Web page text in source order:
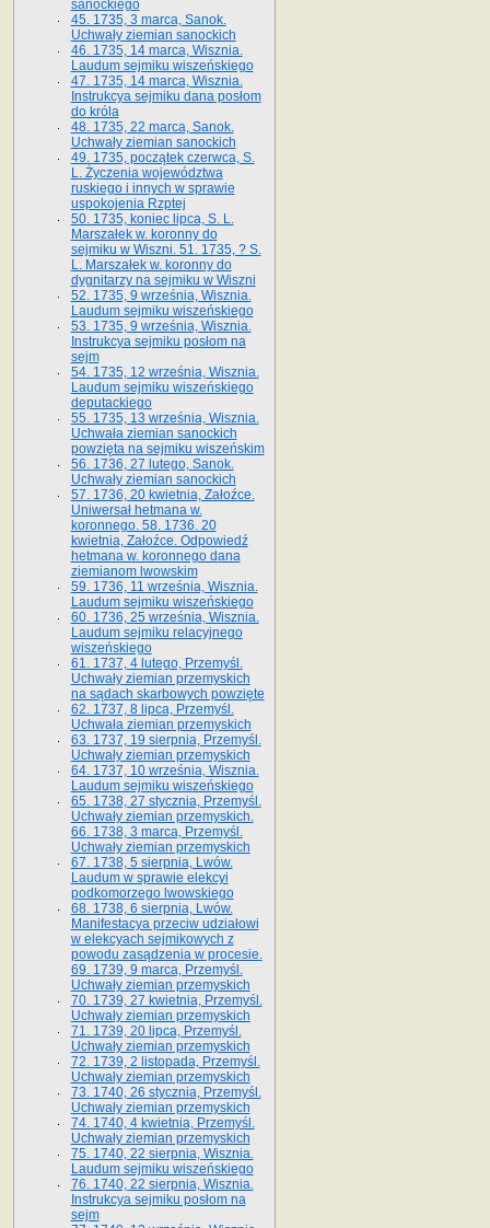
sanockiego
45. 1735, 3 marca, Sanok.
Uchwały ziemian sanockich
46. 1735, 14 marca, Wisznia.
Laudum sejmiku wiszeńskiego
47. 1735, 14 marca, Wisznia.
Instrukcya sejmiku dana posłom
do króla
48. 1735, 22 marca, Sanok.
Uchwały ziemian sanockich
49. 1735, początek czerwca, S.
L. Życzenia województwa
ruskiego i innych w sprawie
uspokojenia Rzptej
50. 1735, koniec lipca, S. L.
Marszałek w. koronny do
sejmiku w Wiszni. 51. 1735, ? S.
L. Marszałek w. koronny do
dygnitarzy na sejmiku w Wiszni
52. 1735, 9 września, Wisznia.
Laudum sejmiku wiszeńskiego
53. 1735, 9 września, Wisznia.
Instrukcya sejmiku posłom na
sejm
54. 1735, 12 września, Wisznia.
Laudum sejmiku wiszeńskiego
deputackiego
55. 1735, 13 września, Wisznia.
Uchwała ziemian sanockich
powzięta na sejmiku wiszeńskim
56. 1736, 27 lutego, Sanok.
Uchwały ziemian sanockich
57. 1736, 20 kwietnia, Załoźce.
Uniwersał hetmana w.
koronnego. 58. 1736. 20
kwietnia, Załoźce. Odpowiedź
hetmana w. koronnego dana
ziemianom lwowskim
59. 1736, 11 września, Wisznia.
Laudum sejmiku wiszeńskiego
60. 1736, 25 września, Wisznia.
Laudum sejmiku relacyjnego
wiszeńskiego
61. 1737, 4 lutego, Przemyśl.
Uchwały ziemian przemyskich
na sądach skarbowych powzięte
62. 1737, 8 lipca, Przemyśl.
Uchwała ziemian przemyskich
63. 1737, 19 sierpnia, Przemyśl.
Uchwały ziemian przemyskich
64. 1737, 10 września, Wisznia.
Laudum sejmiku wiszeńskiego
65. 1738, 27 stycznia, Przemyśl.
Uchwały ziemian przemyskich­­.
66. 1738, 3 marca, Przemyśl.
Uchwały ziemian przemyskich­
67. 1738, 5 sierpnia, Lwów.
Laudum w sprawie elekcyi
podkomorzego lwowskiego
68. 1738, 6 sierpnia, Lwów.
Manifestacya przeciw udziałowi
w elekcyach sejmikowych z
powodu zasądzenia w procesie.
69. 1739, 9 marca, Przemyśl.
Uchwały ziemian przemyskich
70. 1739, 27 kwietnia, Przemyśl.
Uchwały ziemian przemyskich
71. 1739, 20 lipca, Przemyśl.
Uchwały ziemian przemyskich
72. 1739, 2 listopada, Przemyśl.
Uchwały ziemian przemyskich
73. 1740, 26 stycznia, Przemyśl.
Uchwały ziemian przemyskich
74. 1740, 4 kwietnia, Przemyśl.
Uchwały ziemian przemyskich
75. 1740, 22 sierpnia, Wisznia.
Laudum sejmiku wiszeńskiego
76. 1740, 22 sierpnia, Wisznia.
Instrukcya sejmiku posłom na
sejm